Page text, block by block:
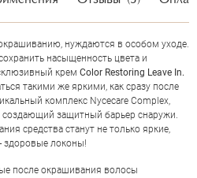
LEAVE IN
нуждаются в особом уходе.
насыщенность цвета и
крем Color Restoring Leave In.
такими же яркими, как сразу после
комплекс Nycecare Complex,
защитный барьер снаружи.
средства станут не только яркие,
здоровые локоны!
после окрашивания волосы